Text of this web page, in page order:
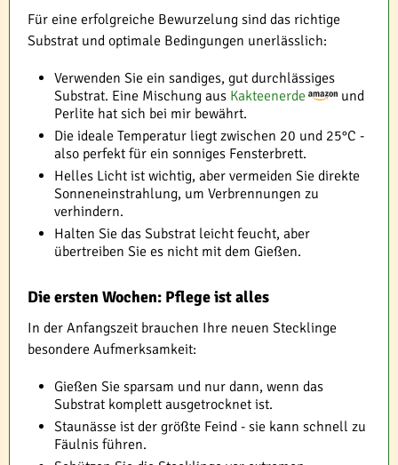
Für eine erfolgreiche Bewurzelung sind das richtige
Substrat und optimale Bedingungen unerlässlich:
Verwenden Sie ein sandiges, gut durchlässiges
Substrat. Eine Mischung aus Kakteenerde
und
Perlite hat sich bei mir bewährt.
Die ideale Temperatur liegt zwischen 20 und 25°C -
also perfekt für ein sonniges Fensterbrett.
Helles Licht ist wichtig, aber vermeiden Sie direkte
Sonneneinstrahlung, um Verbrennungen zu
verhindern.
Halten Sie das Substrat leicht feucht, aber
übertreiben Sie es nicht mit dem Gießen.
Die ersten Wochen: Pflege ist alles
In der Anfangszeit brauchen Ihre neuen Stecklinge
besondere Aufmerksamkeit:
Gießen Sie sparsam und nur dann, wenn das
Substrat komplett ausgetrocknet ist.
Staunässe ist der größte Feind - sie kann schnell zu
Fäulnis führen.